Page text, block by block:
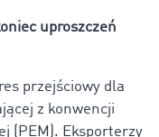
uproszczeń
przejściowy dla
z konwencji
(PEM). Eksporterzy